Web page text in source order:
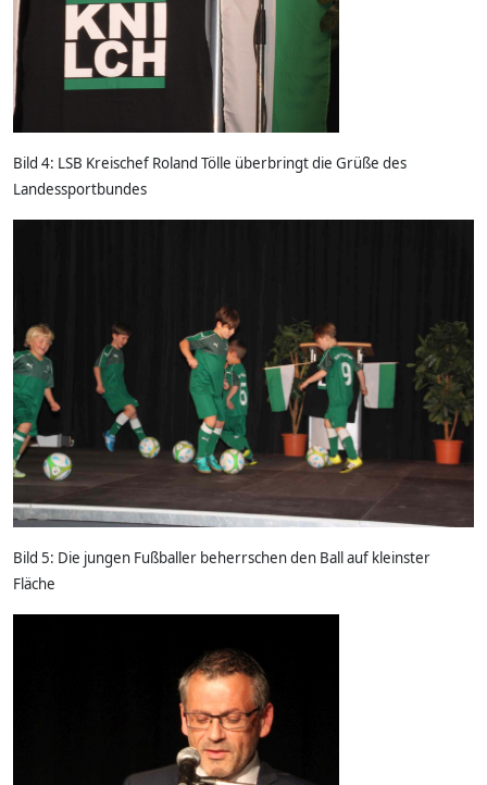
Bild 4: LSB Kreischef Roland Tölle überbringt die Grüße des
Landessportbundes
Bild 5: Die jungen Fußballer beherrschen den Ball auf kleinster
Fläche